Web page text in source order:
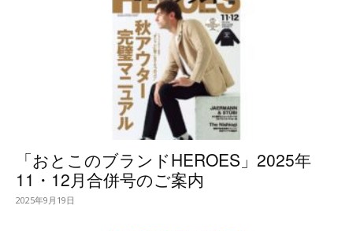
「おとこのブランドHEROES」2025年
11・12月合併号のご案内
2025年9月19日